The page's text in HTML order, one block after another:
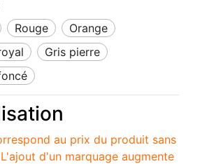
rouge
orange
gris pierre
au prix du produit sans
d'un marquage augmente